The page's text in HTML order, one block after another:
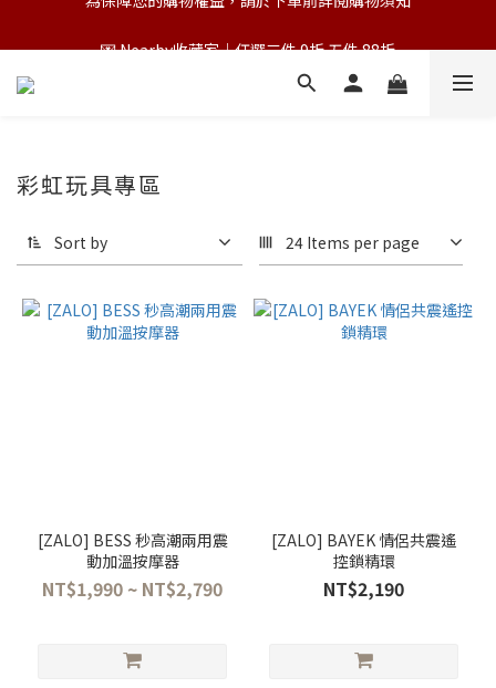
第一次跟 Nearby 一起過七夕｜任選三件 9折
💌 Nearby收藏家｜任選三件 9折 五件 88折
彩虹玩具專區
Sort by 24 Items per page
[ZALO] BESS 秒高潮兩用震
動加溫按摩器
NT$1,990 ~ NT$2,790
[ZALO] BAYEK 情侶共震遙
控鎖精環
NT$2,190